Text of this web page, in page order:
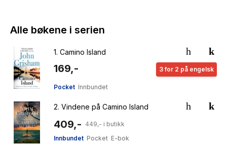
Alle bøkene i serien
1. Camino Island
169,- 3 for 2 på engelsk
Pocket Innbundet
2. Vindene på Camino Island
409,- 449,- i butikk
Innbundet Pocket E-bok